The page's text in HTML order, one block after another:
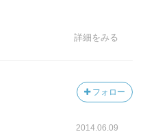
詳細をみる
フォロー
2014.06.09